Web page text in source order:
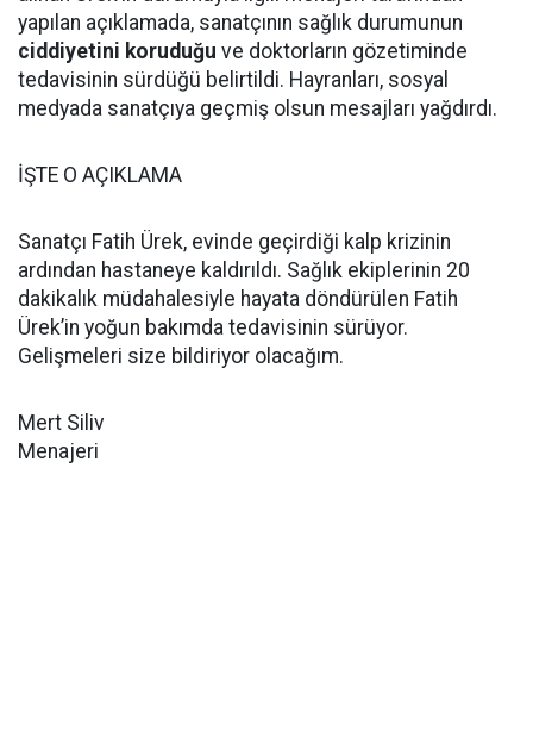
yapılan açıklamada, sanatçının sağlık durumunun
ciddiyetini koruduğu ve doktorların gözetiminde
tedavisinin sürdüğü belirtildi. Hayranları, sosyal
medyada sanatçıya geçmiş olsun mesajları yağdırdı.
İŞTE O AÇIKLAMA
Sanatçı Fatih Ürek, evinde geçirdiği kalp krizinin
ardından hastaneye kaldırıldı. Sağlık ekiplerinin 20
dakikalık müdahalesiyle hayata döndürülen Fatih
Ürek’in yoğun bakımda tedavisinin sürüyor.
Gelişmeleri size bildiriyor olacağım.
Mert Siliv
Menajeri